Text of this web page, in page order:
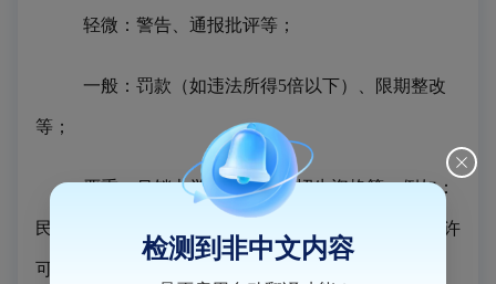
轻微：警告、通报批评等；
一般：罚款（如违法所得5倍以下）、限期整改
等；
严重：吊销办学许可、撤销招生资格等。例如：
民办学校发布虚假招生广告，情节严重者可吊销办学许
可证。
检测到非中文内容